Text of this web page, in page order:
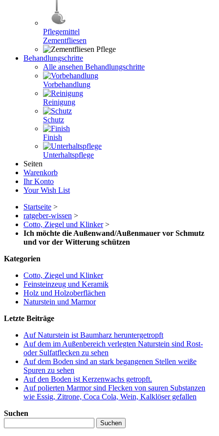
Pflegemittel
Zementfliesen
Behandlungschritte
Alle ansehen Behandlungschritte
Vorbehandlung
Reinigung
Schutz
Finish
Unterhaltspflege
Seiten
Warenkorb
Ihr Konto
Your Wish List
Startseite >
ratgeber-wissen >
Cotto, Ziegel und Klinker >
Ich möchte die Außenwand/Außenmauer vor Schmutz
und vor der Witterung schützen
Kategorien
Cotto, Ziegel und Klinker
Feinsteinzeug und Keramik
Holz und Holzoberflächen
Naturstein und Marmor
Letzte Beiträge
Auf Naturstein ist Baumharz heruntergetropft
Auf dem im Außenbereich verlegten Naturstein sind Rost-
oder Sulfatflecken zu sehen
Auf dem Boden sind an stark begangenen Stellen weiße
Spuren zu sehen
Auf den Boden ist Kerzenwachs getropft.
Auf polierten Marmor sind Flecken von sauren Substanzen
wie Essig, Zitrone, Coca Cola, Wein, Kalklöser gefallen
Suchen
Suchen